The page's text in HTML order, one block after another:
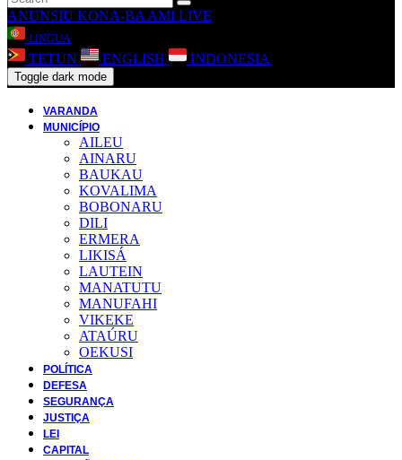
ANUNSIU KONA-BA AMI LIVE
LINGUA
TETUN ENGLISH INDONESIA
Toggle dark mode
VARANDA
MUNICÍPIO
AILEU
AINARU
BAUKAU
KOVALIMA
BOBONARU
DILI
ERMERA
LIKISÁ
LAUTEIN
MANATUTU
MANUFAHI
VIKEKE
ATAÚRU
OEKUSI
POLÍTICA
DEFESA
SEGURANÇA
JUSTIÇA
LEI
CAPITAL